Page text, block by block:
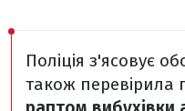
Поліція з'ясовує
також перевірила